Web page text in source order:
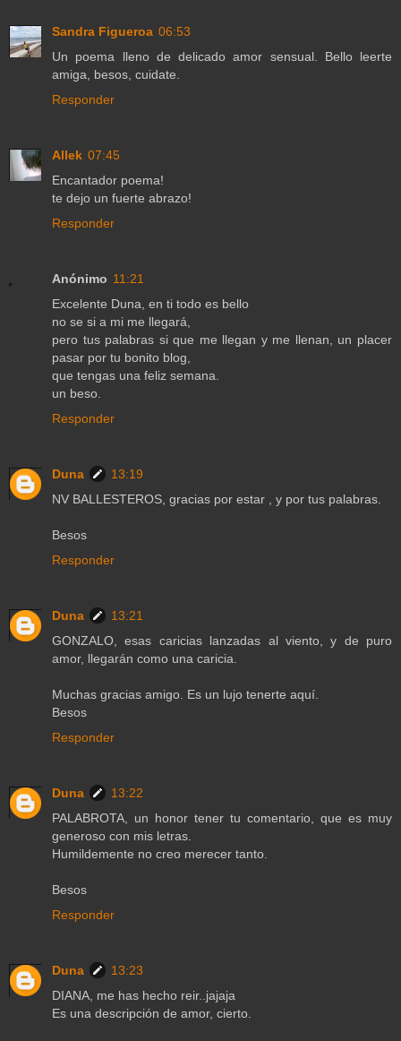
Sandra Figueroa 06:53
Un poema lleno de delicado amor sensual. Bello leerte
amiga, besos, cuidate.
Responder
Allek 07:45
Encantador poema!
te dejo un fuerte abrazo!
Responder
Anónimo 11:21
Excelente Duna, en ti todo es bello
no se si a mi me llegará,
pero tus palabras si que me llegan y me llenan, un placer
pasar por tu bonito blog,
que tengas una feliz semana.
un beso.
Responder
Duna
13:19
NV BALLESTEROS, gracias por estar , y por tus palabras.
Besos
Responder
Duna
13:21
GONZALO, esas caricias lanzadas al viento, y de puro
amor, llegarán como una caricia.
Muchas gracias amigo. Es un lujo tenerte aquí.
Besos
Responder
Duna
13:22
PALABROTA, un honor tener tu comentario, que es muy
generoso con mis letras.
Humildemente no creo merecer tanto.
Besos
Responder
Duna
13:23
DIANA, me has hecho reir..jajaja
Es una descripción de amor, cierto.